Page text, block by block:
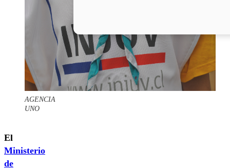
AGENCIA
UNO
El
Ministerio
de